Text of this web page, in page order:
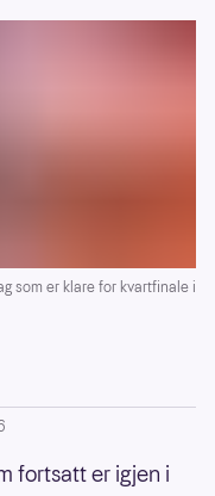
som er klare for kvartfinale i
fortsatt er igjen i